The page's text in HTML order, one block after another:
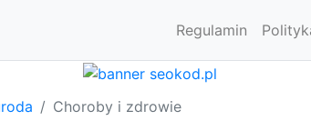
Regulamin
Choroby i zdrowie